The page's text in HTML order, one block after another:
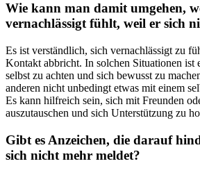
Wie kann man damit umgehen,
vernachlässigt fühlt, weil er sich
Es ist verständlich, sich vernachlässigt zu
Kontakt abbricht. In solchen Situationen ist
selbst zu achten und sich bewusst zu
anderen nicht unbedingt etwas mit einem
Es kann hilfreich sein, sich mit Freunden
auszutauschen und sich Unterstützung zu
Gibt es Anzeichen, die darauf
sich nicht mehr meldet?